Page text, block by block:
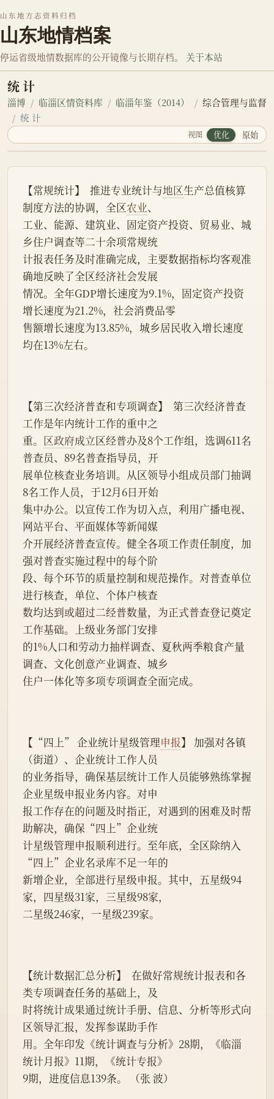
山东地方志资料归档
山东地情档案
停运省级地情数据库的公开镜像与长期存档。 关于本站
统 计
淄博 临淄区情资料库 临淄年鉴（2014）
综合管理与监督
统 计
视图 优化 原始
【常规统计】  推进专业统计与地区生产总值核算
制度方法的协调，全区农业、
工业、能源、建筑业、固定资产投资、贸易业、城
乡住户调查等二十余项常规统
计报表任务及时准确完成，主要数据指标均客观准
确地反映了全区经济社会发展
情况。全年GDP增长速度为9.1%，固定资产投资
增长速度为21.2%，社会消费品零
售额增长速度为13.85%，城乡居民收入增长速度
均在13%左右。
【第三次经济普查和专项调查】  第三次经济普查
工作是年内统计工作的重中之
重。 区政府成立区经普办及8个工作组，选调611名
普查员、89名普查指导员，开
展单位核查业务培训。从区领导小组成员部门抽调
8名工作人员，于12月6日开始
集中办公。以宣传工作为切入点，利用广播电视、
网站平台、平面媒体等新闻媒
介开展经济普查宣传。健全各项工作责任制度，加
强对普查实施过程中的每个阶
段、每个环节的质量控制和规范操作。对普查单位
进行核查，单位、个体户核查
数均达到或超过二经普数量，为正式普查登记奠定
工作基础。上级业务部门安排
的1%人口和劳动力抽样调查、夏秋两季粮食产量
调查、文化创意产业调查、城乡
住户一体化等多项专项调查全面完成。
【“四上” 企业统计星级管理申报】 加强对各镇
（街道）、企业统计工作人员
的业务指导，确保基层统计工作人员能够熟练掌握
企业星级申报业务内容。对申
报工作存在的问题及时指正，对遇到的困难及时帮
助解决，确保“四上”企业统
计星级管理申报顺利进行。至年底，全区除纳入
“四上”企业名录库不足一年的
新增企业，全部进行星级申报。其中，五星级94
家，四星级31家，三星级98家，
二星级246家，一星级239家。
【统计数据汇总分析】  在做好常规统计报表和各
类专项调查任务的基础上，及
时将统计成果通过统计手册、信息、分析等形式向
区领导汇报，发挥参谋助手作
用。全年印发《统计调查与分析》28期，《临淄
统计月报》11期，《统计专报》
9期，进度信息139条。 （张 波）